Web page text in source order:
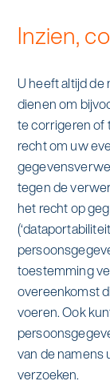
Inzien,
U heeft altijd de
dienen om
te corrigeren of
recht om uw
tegen de
het recht op
toestemming
overeenkomst
voeren. Ook
van de
verzoeken.